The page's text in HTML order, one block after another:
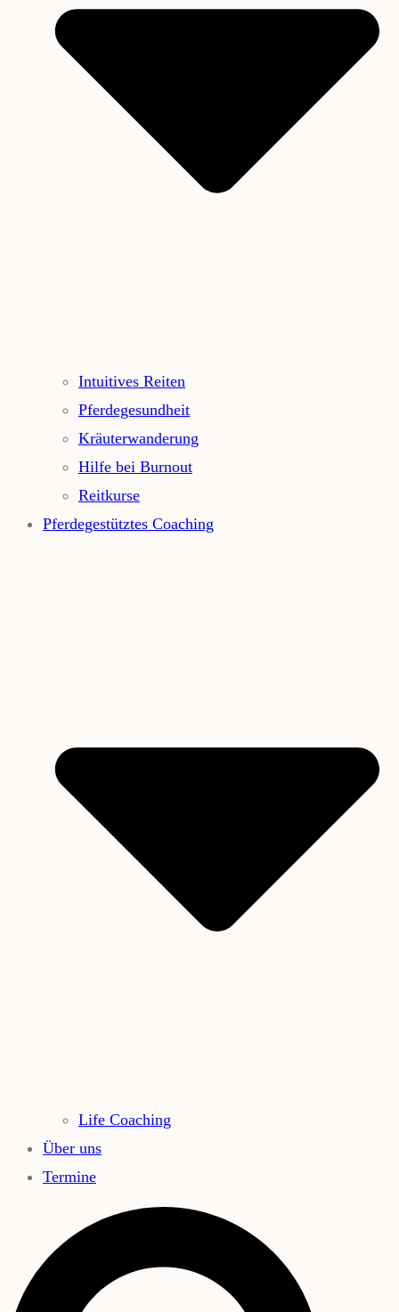
Intuitives Reiten
Pferdegesundheit
Kräuterwanderung
Hilfe bei Burnout
Reitkurse
Pferdegestütztes Coaching
Life Coaching
Über uns
Termine